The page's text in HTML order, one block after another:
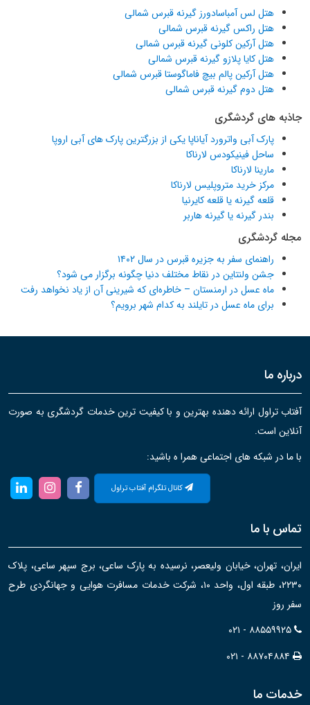
هتل لس آمباسادورز گیرنه قبرس شمالی
هتل راکس گیرنه قبرس شمالی
هتل آرکین کلونی گیرنه قبرس شمالی
هتل کایا پلازو گیرنه قبرس شمالی
هتل آرکین پالم بیچ فاماگوستا قبرس شمالی
هتل دوم گیرنه قبرس شمالی
جاذبه های گردشگری
پارک آبی واترورد آیاناپا یکی از بزرگترین پارک های آبی اروپا
ساحل فینیکودس لارناکا
مارینا لارناکا
مرکز خرید متروپلیس لارناکا
قلعه گیرنه یا قلعه کایرنیا
بندر گیرنه یا گیرنه هاربر
مجله گردشگری
راهنمای سفر به جزیره قبرس در سال ۱۴۰۲
جشن ولنتاین در نقاط مختلف دنیا چگونه برگزار می شود؟
ماه عسل در ارمنستان – خاطره‌ای که شیرینی آن از یاد نخواهد رفت
برای ماه عسل در تایلند به کدام شهر برویم؟
درباره ما
آفتاب تراول ارائه دهنده بهترین و با کیفیت ترین خدمات گردشگری به صورت
آنلاین است.
با ما در شبکه های اجتماعی همرا ه باشید:
کانال تلگرام آفتاب تراول
تماس با ما
ایران، تهران، خیابان ولیعصر، نرسیده به پارک ساعی، برج سپهر ساعی، پلاک
۲۲۳۰، طبقه اول، واحد ۱۰، شرکت خدمات مسافرت هوایی و جهانگردی طرح
سفر روز
۰۲۱ - ۸۸۵۵۹۹۲۵
۰۲۱ - ۸۸۷۰۴۸۸۴
خدمات ما